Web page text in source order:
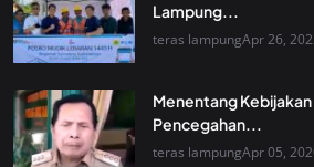
Lampung...
teras lampungApr 26,
Menentang
Pencegahan...
teras lampungApr 05,